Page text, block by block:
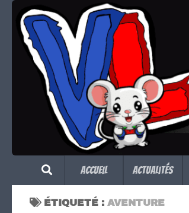
Skip to content
Accueil Actualités
ÉTIQUETÉ : AVENTURE